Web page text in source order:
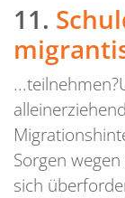
11.
Sorgen
sich